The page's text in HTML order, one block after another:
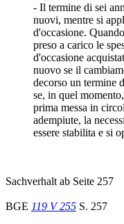
- Il termine di sei
nuovi, mentre si
d'occasione.
preso a carico le
d'occasione
nuovo se il
decorso un termine
se, in quel
prima messa in
adempiute, la
essere stabilita e si
Sachverhalt ab Seite 257
BGE 119 V 255 S. 257